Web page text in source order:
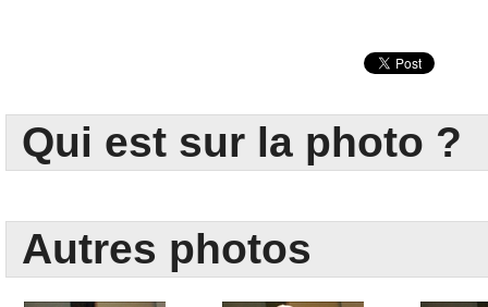
Qui est sur la photo ?
Autres photos